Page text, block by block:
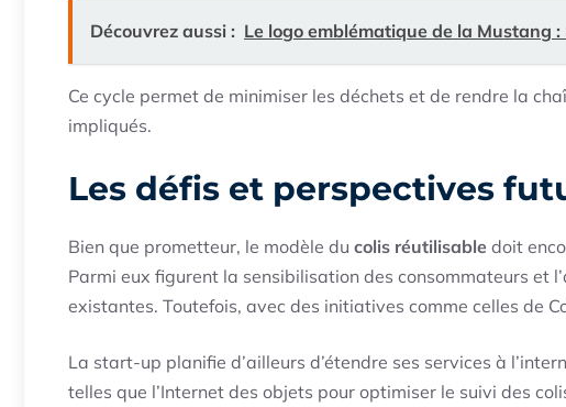
Découvrez aussi : Le logo emblématique de la Mustang
Ce cycle permet de minimiser les déchets et de rendre la
impliqués.
Les défis et perspectives
Bien que prometteur, le modèle du colis réutilisable doit
Parmi eux figurent la sensibilisation des consommateurs et
existantes. Toutefois, avec des initiatives comme celles de
La start-up planifie d’ailleurs d’étendre ses services à
telles que l’Internet des objets pour optimiser le suivi des